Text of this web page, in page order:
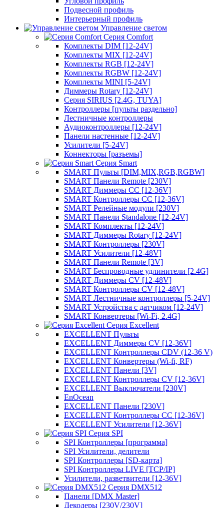
Подвесной профиль
Интерьерный профиль
Управление светом
Серия Comfort
Комплекты DIM [12-24V]
Комплекты MIX [12-24V]
Комплекты RGB [12-24V]
Комплекты RGBW [12-24V]
Комплекты MINI [5-24V]
Диммеры Rotary [12-24V]
Серия SIRIUS [2.4G, TUYA]
Контроллеры [пульты раздельно]
Лестничные контроллеры
Аудиоконтроллеры [12-24V]
Панели настенные [12-24V]
Усилители [5-24V]
Коннекторы [разъемы]
Серия Smart
SMART Пульты [DIM,MIX,RGB,RGBW]
SMART Панели Remote [230V]
SMART Диммеры CC [12-36V]
SMART Контроллеры CC [12-36V]
SMART Релейные модули [230V]
SMART Панели Standalone [12-24V]
SMART Комплекты [12-24V]
SMART Диммеры Rotary [12-24V]
SMART Контроллеры [230V]
SMART Усилители [12-48V]
SMART Панели Remote [3V]
SMART Беспроводные удлинители [2.4G]
SMART Диммеры CV [12-48V]
SMART Контроллеры CV [12-48V]
SMART Лестничные контроллеры [5-24V]
SMART Устройства с датчиком [12-24V]
SMART Конвертеры [Wi-Fi, 2.4G]
Серия Excellent
EXCELLENT Пульты
EXCELLENT Диммеры CV [12-36V]
EXCELLENT Контроллеры CDV (12-36 V)
EXCELLENT Конвертеры (Wi-fi, RF)
EXCELLENT Панели [3V]
EXCELLENT Контроллеры CV [12-36V]
EXCELLENT Выключатели [230V]
EnOcean
EXCELLENT Панели [230V]
EXCELLENT Контроллеры CC [12-36V]
EXCELLENT Усилители [12-36V]
Серия SPI
SPI Контроллеры [программа]
SPI Усилители, делители
SPI Контроллеры [SD-карта]
SPI Контроллеры LIVE [TCP/IP]
Усилители, разветвители [12-36V]
Серия DMX512
Панели [DMX Master]
Декодеры [230V/230V]